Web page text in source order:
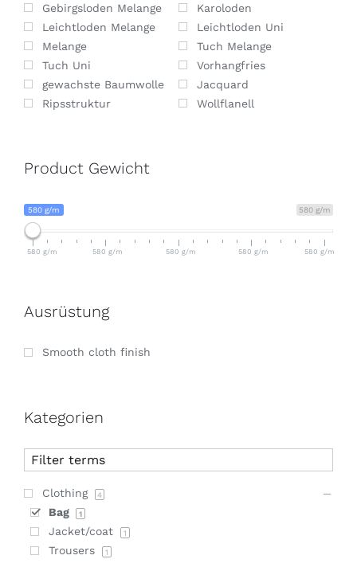
Gebirgsloden Melange
Karoloden
Leichtloden Melange
Leichtloden Uni
Melange
Tuch Melange
Tuch Uni
Vorhangfries
gewachste Baumwolle
Jacquard
Ripsstruktur
Wollflanell
Product Gewicht
580 g/m
580 g/m
580 g/m 580 g/m 580 g/m 580 g/m 580 g/m
Ausrüstung
Smooth cloth finish
Kategorien
Clothing 4
Bag 1
Jacket/coat 1
Trousers 1